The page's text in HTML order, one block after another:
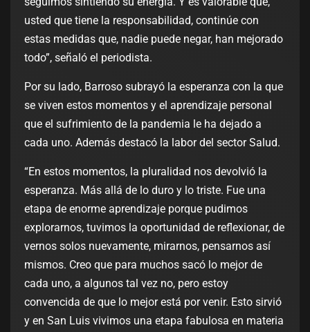
usted que tiene la responsabilidad, continúe con
estas medidas que, nadie puede negar, han mejorado
todo”, señaló el periodista.
Por su lado, Barroso subrayó la esperanza con la que
se viven estos momentos y el aprendizaje personal
que el sufrimiento de la pandemia le ha dejado a
cada uno. Además destacó la labor del sector Salud.
“En estos momentos, la pluralidad nos devolvió la
esperanza. Más allá de lo duro y lo triste. Fue una
etapa de enorme aprendizaje porque pudimos
explorarnos, tuvimos la oportunidad de reflexionar, de
vernos solos nuevamente, mirarnos, pensarnos así
mismos. Creo que para muchos sacó lo mejor de
cada uno, a algunos tal vez no, pero estoy
convencida de que lo mejor está por venir. Esto sirvió
y en San Luis vivimos una etapa fabulosa en materia